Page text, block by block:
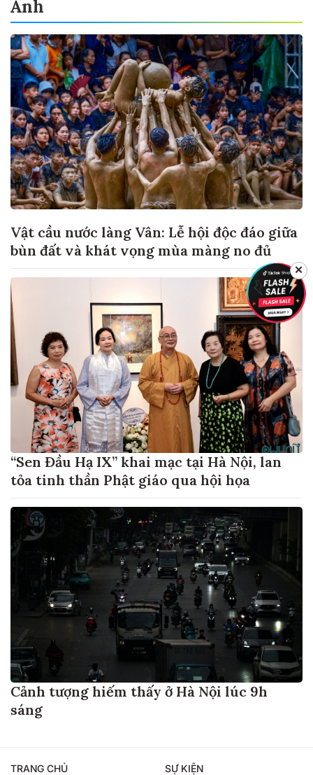
Ảnh
Vật cầu nước làng Vân: Lễ hội độc đáo giữa
bùn đất và khát vọng mùa màng no đủ
“Sen Đầu Hạ IX” khai mạc tại Hà Nội, lan
tỏa tinh thần Phật giáo qua hội họa
Cảnh tượng hiếm thấy ở Hà Nội lúc 9h
sáng
TRANG CHỦ SỰ KIỆN
✕